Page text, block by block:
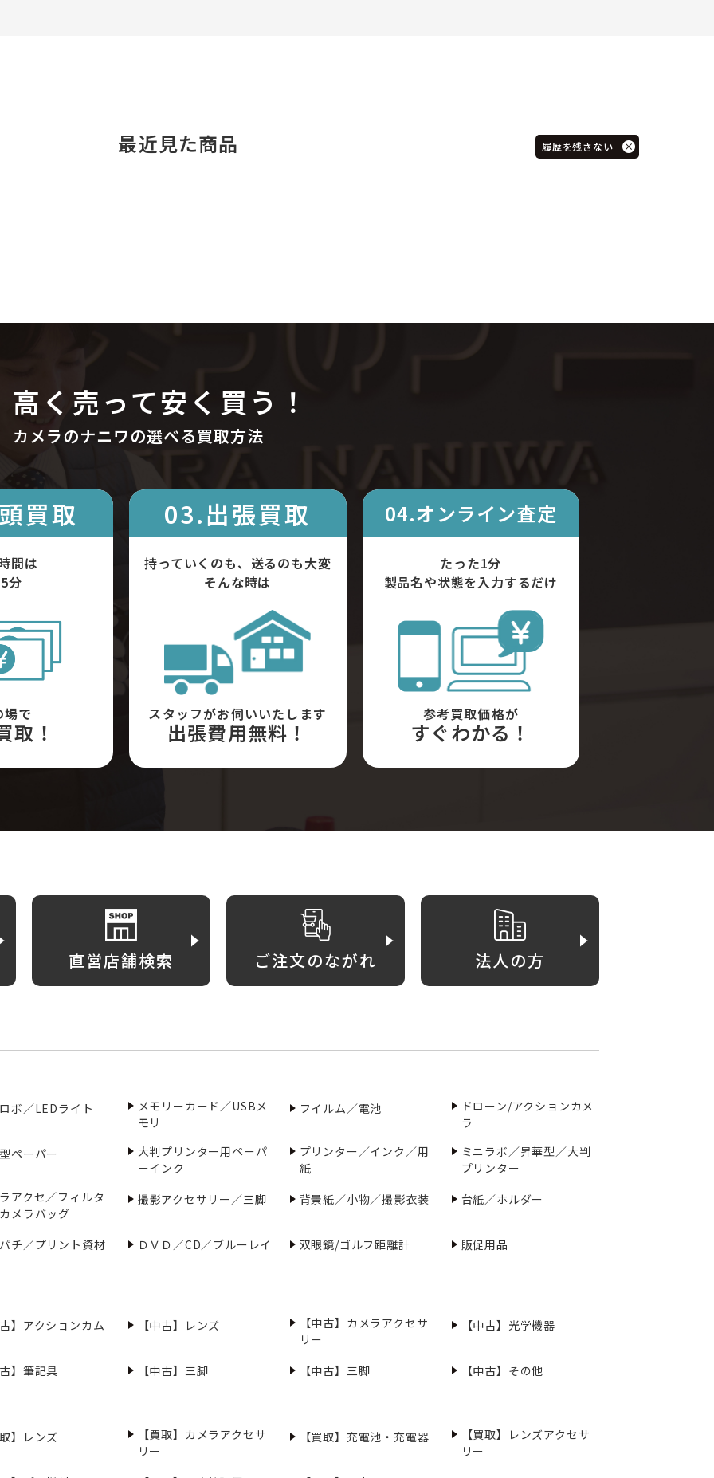
最近見た商品 履歴を残さない
高く売って安く買う！
カメラのナニワの選べる買取方法
買取
間は
分
場で
取！
03.出張買取
持っていくのも、送るのも大変
そんな時は
スタッフがお伺いいたします
出張費用無料！
04.オンライン査定
たった1分
製品名や状態を入力するだけ
参考買取価格が
すぐわかる！
直営店舗検索 ご注文のながれ 法人の方
ボ／LEDライト
メモリーカード／USBメ
モリ
フイルム／電池
ドローン/アクションカメ
ラ
ペーパー
大判プリンター用ペーパ
ーインク
プリンター／インク／用
紙
ミニラボ／昇華型／大判
プリンター
アクセ／フィルタ
メラバッグ
撮影アクセサリー／三脚 背景紙／小物／撮影衣装 台紙／ホルダー
チ／プリント資材 ＤＶＤ／CD／ブルーレイ 双眼鏡/ゴルフ距離計 販促用品
】アクションカム 【中古】レンズ
【中古】カメラアクセサ
リー
【中古】光学機器
】筆記具 【中古】三脚 【中古】三脚 【中古】その他
】レンズ
【買取】カメラアクセサ
リー
【買取】充電池・充電器
【買取】レンズアクセサ
リー